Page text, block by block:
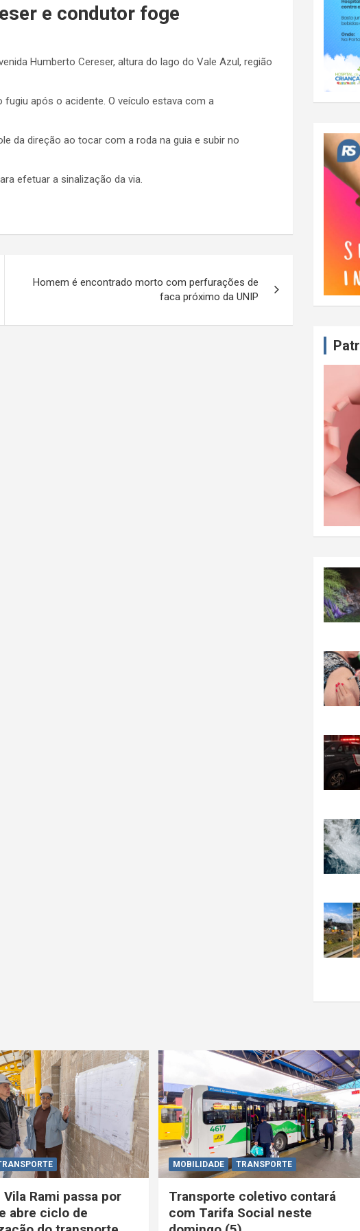
e condutor foge
Humberto Cereser, altura do lago do Vale Azul, região
após o acidente. O veículo estava com a
da direção ao tocar com a roda na guia e subir no
efetuar a sinalização da via.
Homem é encontrado morto com perfurações de
faca próximo da UNIP
Rami passa por
abre ciclo de
MOBILIDADE TRANSPORTE
Transporte coletivo contará
com Tarifa Social neste